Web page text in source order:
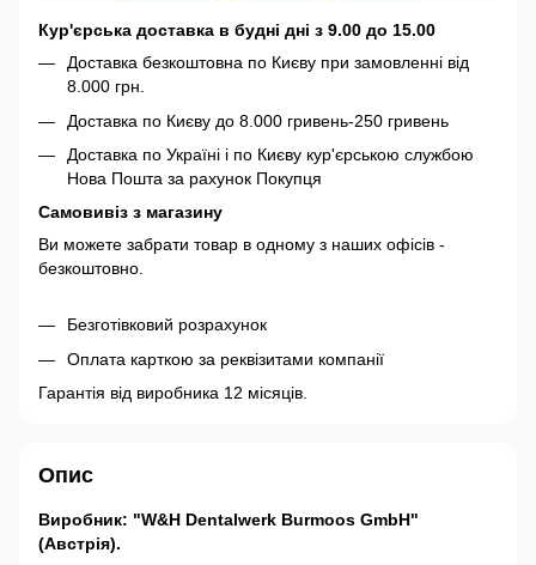
Кур'єрська доставка в будні дні з 9.00 до 15.00
Доставка безкоштовна по Києву при замовленні від
8.000 грн.
Доставка по Києву до 8.000 гривень-250 гривень
Доставка по Україні і по Києву кур'єрською службою
Нова Пошта за рахунок Покупця
Самовивіз з магазину
Ви можете забрати товар в одному з наших офісів -
безкоштовно.
Безготівковий розрахунок
Оплата карткою за реквізитами компанії
Гарантія від виробника 12 місяців.
Опис
Виробник: "W&H Dentalwerk Burmoos GmbH"
(Австрія).